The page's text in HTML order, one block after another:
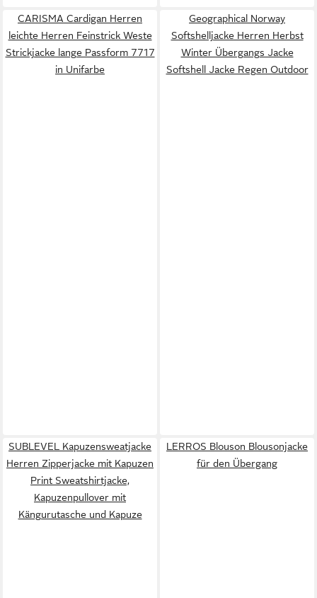
CARISMA Cardigan Herren
leichte Herren Feinstrick Weste
Strickjacke lange Passform 7717
in Unifarbe
Geographical Norway
Softshelljacke Herren Herbst
Winter Übergangs Jacke
Softshell Jacke Regen Outdoor
SUBLEVEL Kapuzensweatjacke
Herren Zipperjacke mit Kapuzen
Print Sweatshirtjacke,
Kapuzenpullover mit
Kängurutasche und Kapuze
LERROS Blouson Blousonjacke
für den Übergang